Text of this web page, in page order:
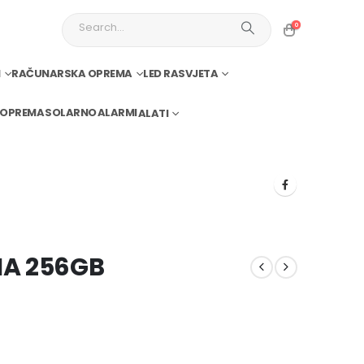
0
RAČUNARSKA OPREMA LED RASVJETA
SOLARNOALARMIALATI
256GB